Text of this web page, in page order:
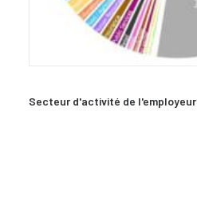
Secteur d'activité de l'employeur